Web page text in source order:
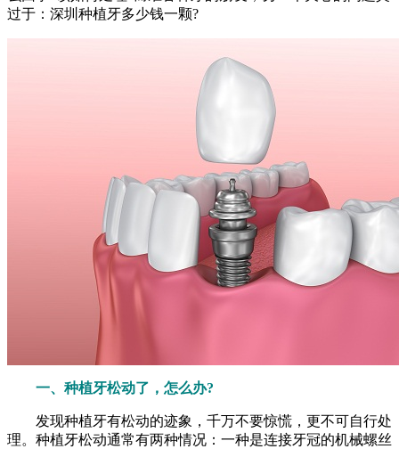
过于：深圳种植牙多少钱一颗?
一、种植牙松动了，怎么办?
发现种植牙有松动的迹象，千万不要惊慌，更不可自行处
理。种植牙松动通常有两种情况：一种是连接牙冠的机械螺丝